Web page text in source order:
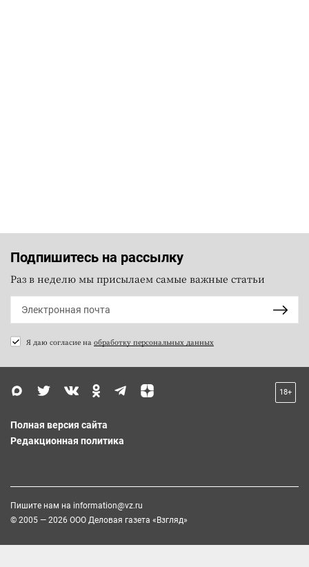
Подпишитесь на рассылку
Раз в неделю мы присылаем самые важные статьи
Я даю согласие на обработку персональных данных
18+
Полная версия сайта
Редакционная политика
Пишите нам на information@vz.ru
© 2005 — 2026 ООО Деловая газета «Взгляд»